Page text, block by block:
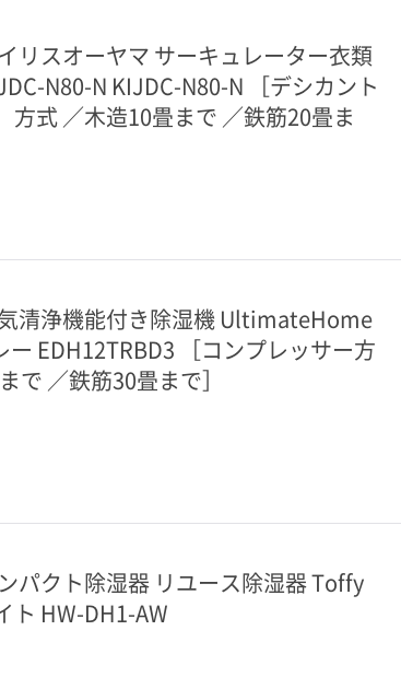
リスオーヤマ サーキュレーター衣類
N80-N KIJDC-N80-N ［デシカント
方式 ／木造10畳まで ／鉄筋20畳ま
気清浄機能付き除湿機 UltimateHome
ー EDH12TRBD3 ［コンプレッサー方
で ／鉄筋30畳まで］
ンパクト除湿器 リユース除湿器 Toffy
ト HW-DH1-AW